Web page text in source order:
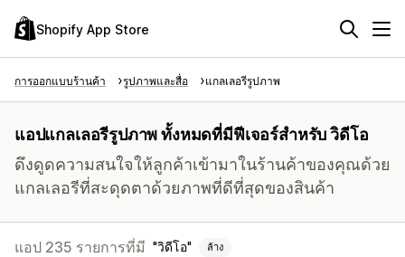
Shopify App Store
การออกแบบร้านค้า รูปภาพและสื่อ แกลเลอรีรูปภาพ
แอปแกลเลอรีรูปภาพ ทั้งหมดที่มีฟีเจอร์สำหรับ วิดีโอ
ดึงดูดความสนใจให้ลูกค้าเข้ามาในร้านค้าของคุณด้วย
แกลเลอรีที่สะดุดตาด้วยภาพที่ดีที่สุดของสินค้า
แอป 235 รายการที่มี วิดีโอ ล้าง